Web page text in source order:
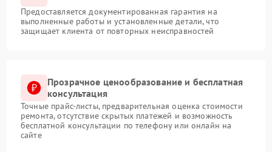
Предоставляется документированная гарантия на
выполненные работы и установленные детали, что
защищает клиента от повторных неисправностей
Прозрачное ценообразование и бесплатная
консультация
Точные прайс-листы, предварительная оценка стоимости
ремонта, отсутствие скрытых платежей и возможность
бесплатной консультации по телефону или онлайн на
сайте